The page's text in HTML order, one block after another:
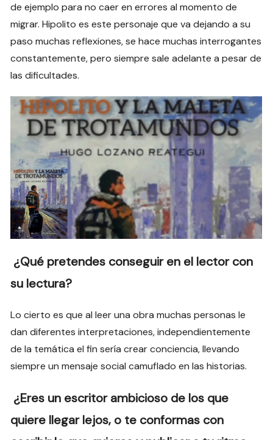
de ejemplo para no caer en errores al momento de
migrar. Hipolito es este personaje que va dejando a su
paso muchas reflexiones, se hace muchas interrogantes
constantemente, pero siempre sale adelante a pesar de
las dificultades.
¿Qué pretendes conseguir en el lector con
su lectura?
Lo cierto es que al leer una obra muchas personas le
dan diferentes interpretaciones, independientemente
de la temática el fin sería crear conciencia, llevando
siempre un mensaje social camuflado en las historias.
¿Eres un escritor ambicioso de los que
quiere llegar lejos, o te conformas con